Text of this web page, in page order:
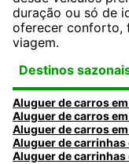
duração ou só de
oferecer conforto,
viagem.
Destinos